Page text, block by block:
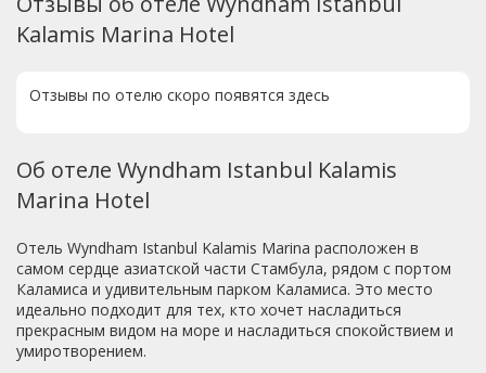
Kalamis Marina Hotel
Отзывы по отелю скоро появятся здесь
Об отеле Wyndham Istanbul Kalamis
Marina Hotel
Отель Wyndham Istanbul Kalamis Marina расположен в
самом сердце азиатской части Стамбула, рядом с портом
Каламиса и удивительным парком Каламиса. Это место
идеально подходит для тех, кто хочет насладиться
прекрасным видом на море и насладиться спокойствием и
умиротворением.